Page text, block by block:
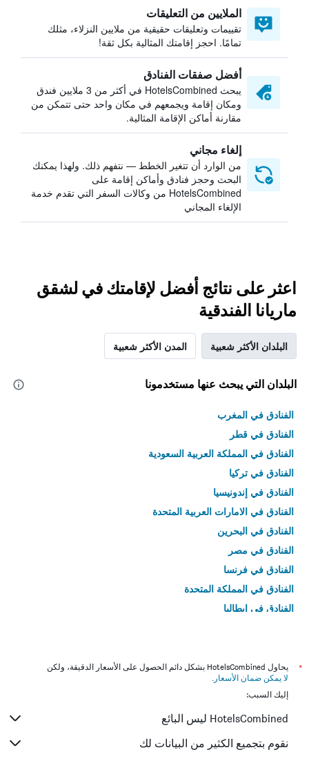
الملايين من التعليقات
تقييمات وتعليقات حقيقية من ملايين النزلاء، مثلك
تمامًا. احجز إقامتك المثالية بكل ثقة!
أفضل صفقات الفنادق
يبحث HotelsCombined في أكثر من 3 ملايين فندق
ومكان إقامة ويجمعهم في مكان واحد حتى تتمكن من
مقارنة أماكن الإقامة المثالية.
إلغاء مجاني
من الوارد أن تتغير الخطط — نتفهم ذلك. ولهذا يمكنك
البحث وحجز فنادق وأماكن إقامة على
HotelsCombined من وكالات السفر التي تقدم خدمة
الإلغاء المجاني
اعثر على نتائج أفضل لإقامتك في لشقق
ماريانا الفندقية
البلدان الأكثر شعبية المدن الأكثر شعبية
البلدان التي يبحث عنها مستخدمونا
الفنادق في المغرب
الفنادق في قطر
الفنادق في المملكة العربية السعودية
الفنادق في تركيا
الفنادق في إندونيسيا
الفنادق في الامارات العربية المتحدة
الفنادق في البحرين
الفنادق في مصر
الفنادق في فرنسا
الفنادق في المملكة المتحدة
الفنادق في إيطاليا
*
يحاول HotelsCombined بشكل دائم الحصول على الأسعار الدقيقة، ولكن
لا يمكن ضمان الأسعار .
إليك السبب:
HotelsCombined ليس البائع
نقوم بتجميع الكثير من البيانات لك